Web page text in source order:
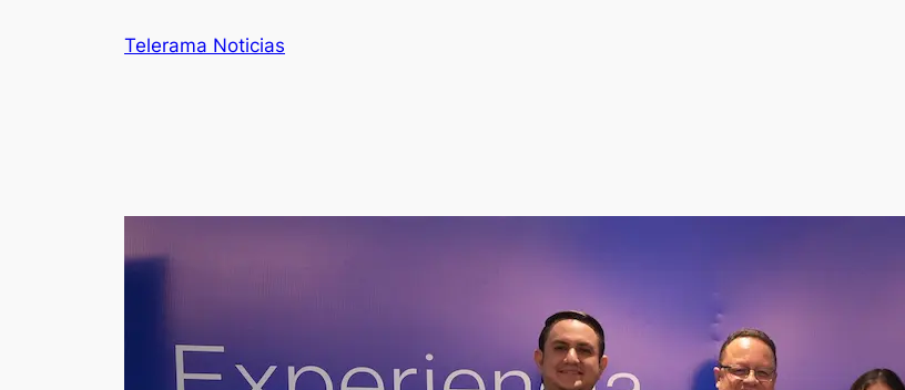
Telerama Noticias